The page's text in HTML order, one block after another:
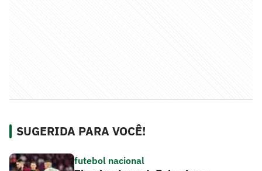
SUGERIDA PARA VOCÊ!
futebol nacional